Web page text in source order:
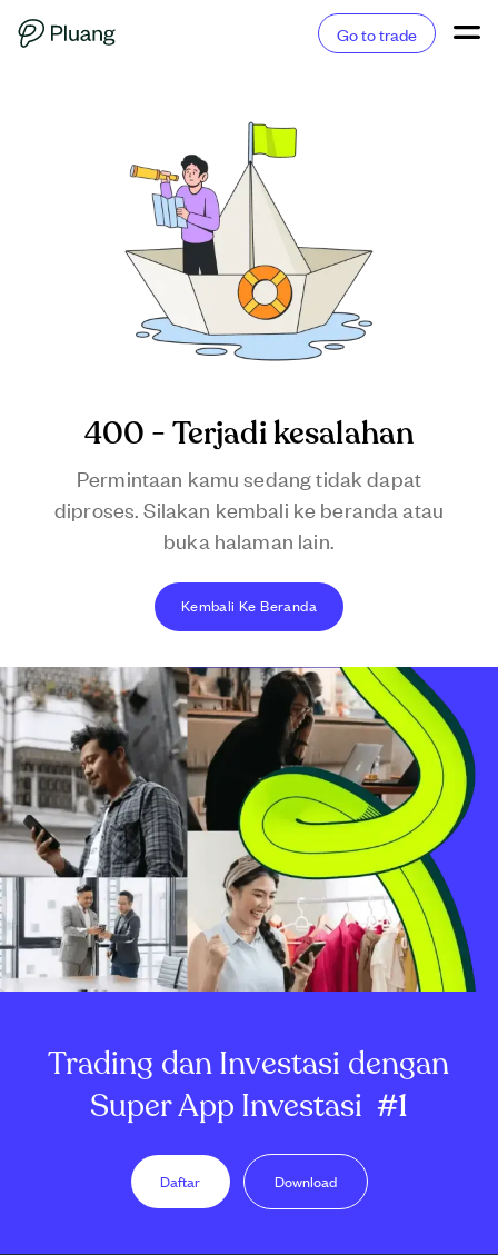
Go to trade
400 - Terjadi kesalahan
Permintaan kamu sedang tidak dapat
diproses. Silakan kembali ke beranda atau
buka halaman lain.
Kembali Ke Beranda
Trading dan Investasi dengan
Super App Investasi #1
Daftar Download